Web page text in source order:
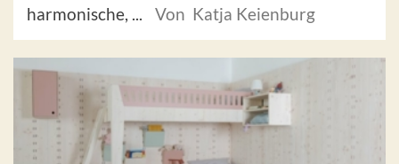
harmonische, ...
Von Katja Keienburg